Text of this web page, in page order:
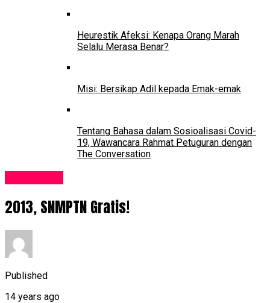
Heurestik Afeksi: Kenapa Orang Marah
Selalu Merasa Benar?
Misi: Bersikap Adil kepada Emak-emak
Tentang Bahasa dalam Sosioalisasi Covid-
19, Wawancara Rahmat Petuguran dengan
The Conversation
2013, SNMPTN Gratis!
Published
14 years ago